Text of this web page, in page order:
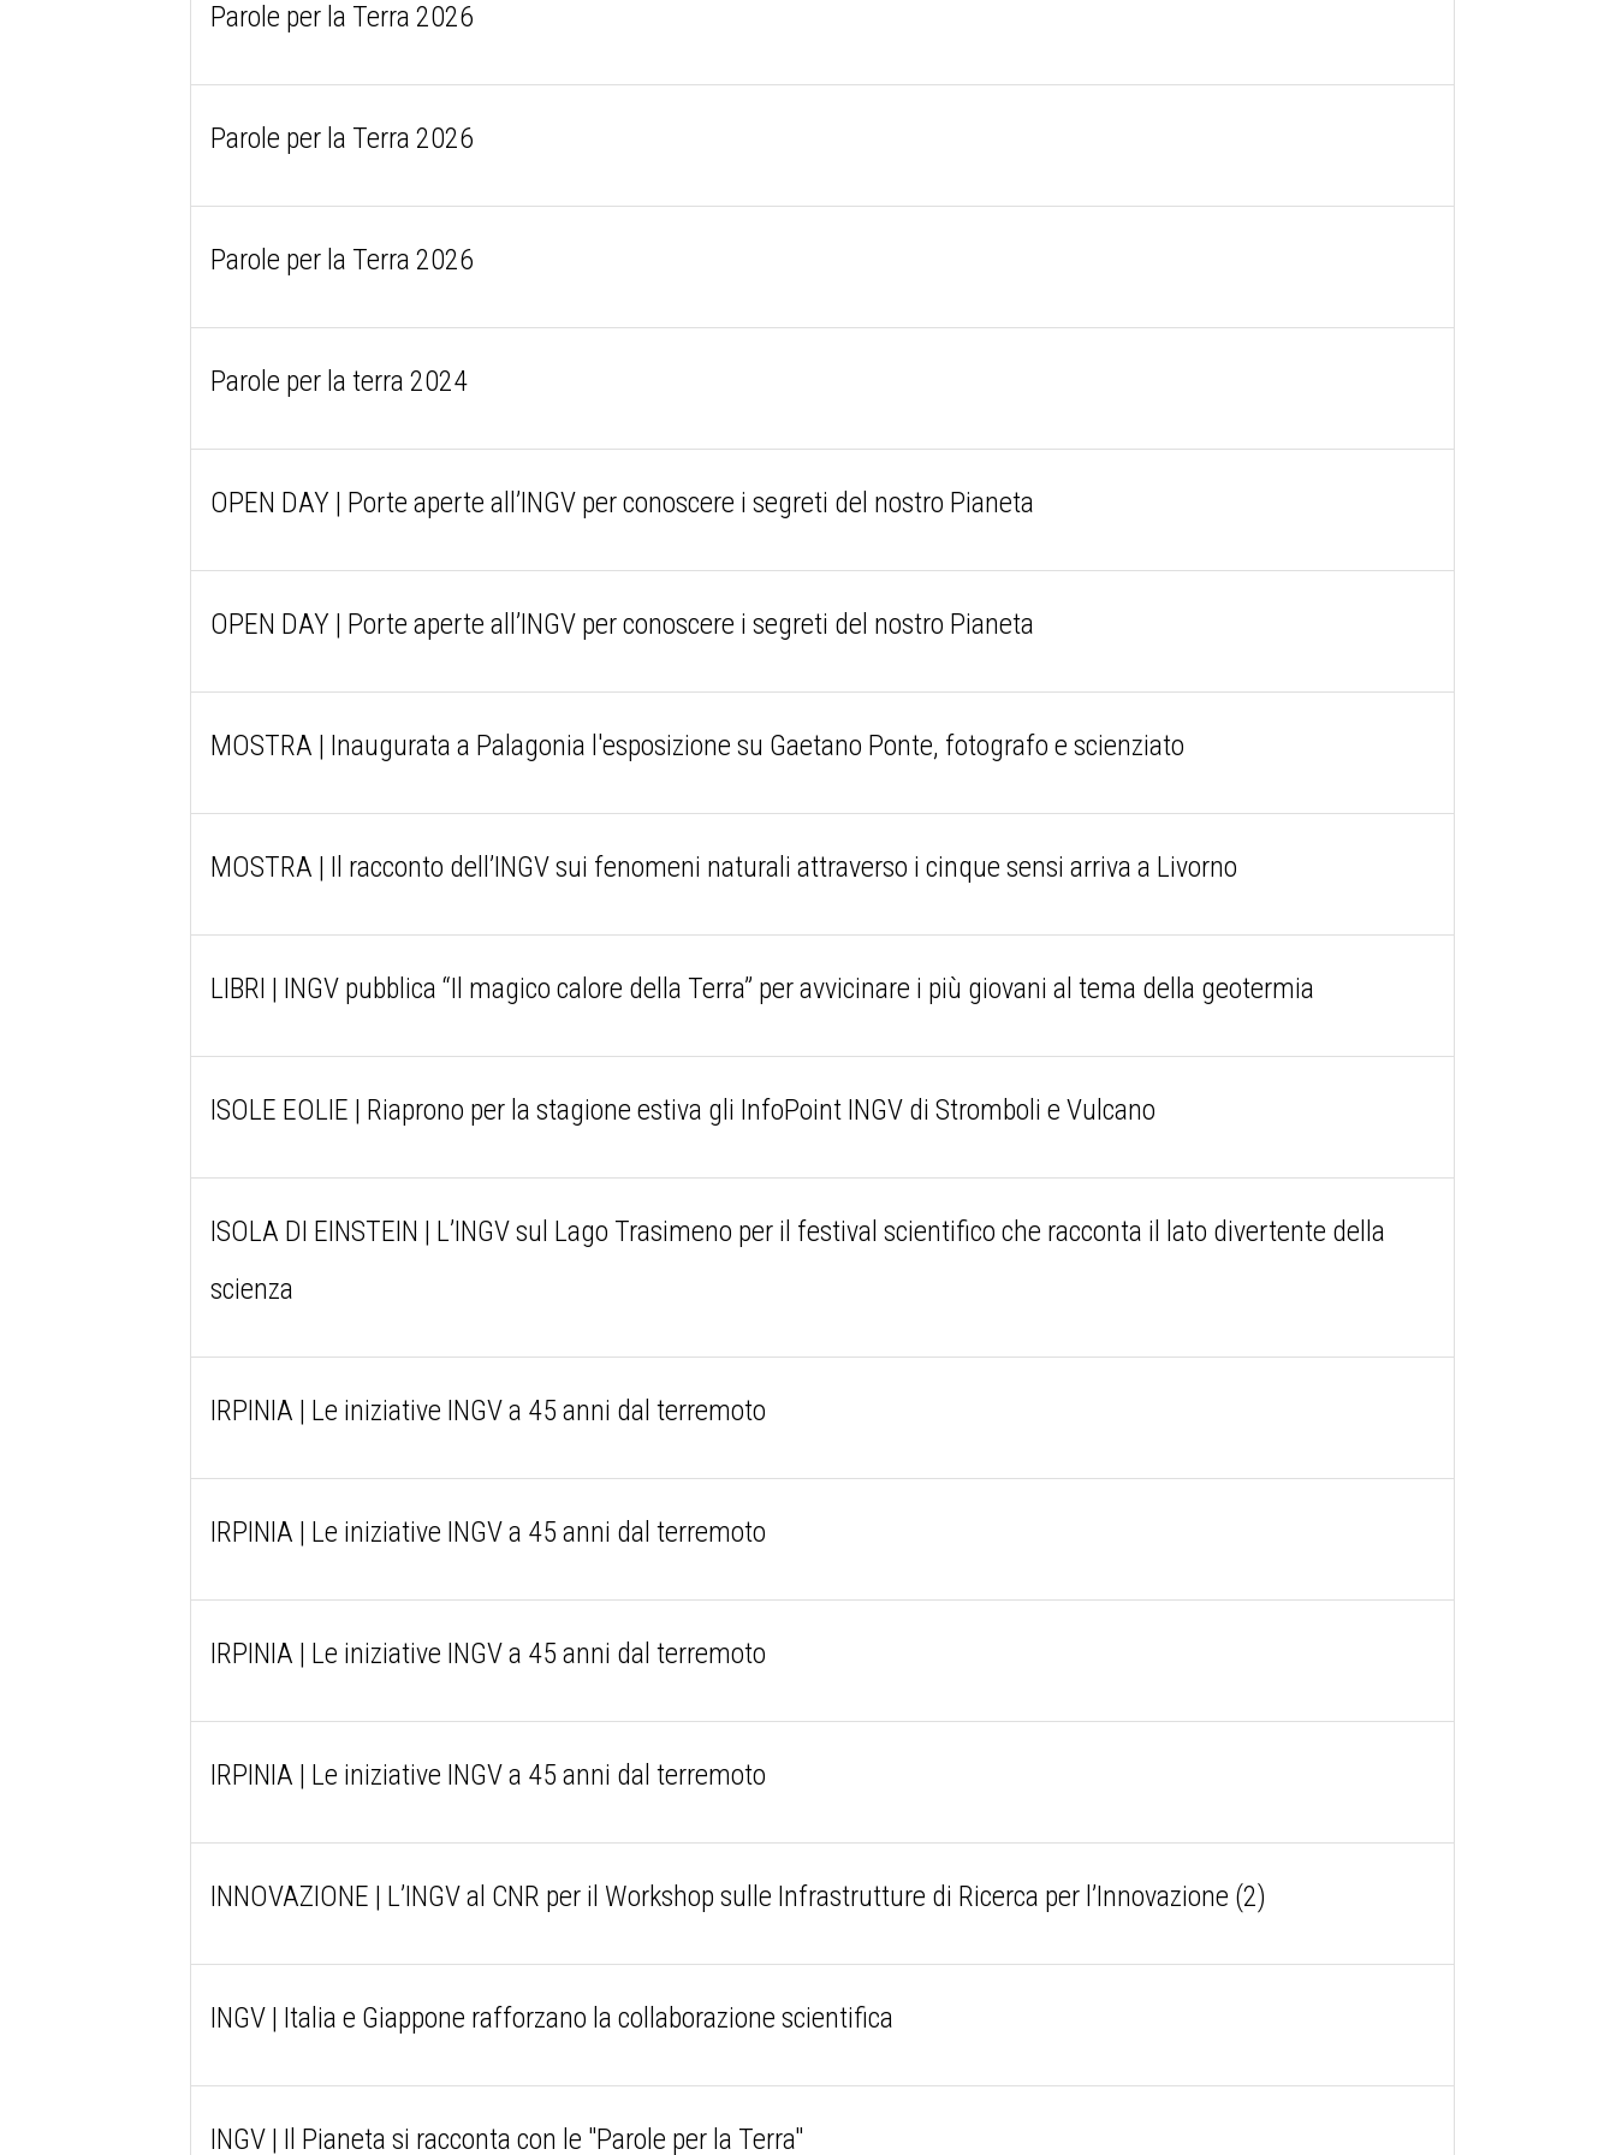
Parole per la Terra 2026
Parole per la Terra 2026
Parole per la Terra 2026
Parole per la terra 2024
OPEN DAY | Porte aperte all’INGV per conoscere i segreti del nostro Pianeta
OPEN DAY | Porte aperte all’INGV per conoscere i segreti del nostro Pianeta
MOSTRA | Inaugurata a Palagonia l'esposizione su Gaetano Ponte, fotografo e scienziato
MOSTRA | Il racconto dell’INGV sui fenomeni naturali attraverso i cinque sensi arriva a Livorno
LIBRI | INGV pubblica “Il magico calore della Terra” per avvicinare i più giovani al tema della geotermia
ISOLE EOLIE | Riaprono per la stagione estiva gli InfoPoint INGV di Stromboli e Vulcano
ISOLA DI EINSTEIN | L’INGV sul Lago Trasimeno per il festival scientifico che racconta il lato divertente della
scienza
IRPINIA | Le iniziative INGV a 45 anni dal terremoto
IRPINIA | Le iniziative INGV a 45 anni dal terremoto
IRPINIA | Le iniziative INGV a 45 anni dal terremoto
IRPINIA | Le iniziative INGV a 45 anni dal terremoto
INNOVAZIONE | L’INGV al CNR per il Workshop sulle Infrastrutture di Ricerca per l’Innovazione (2)
INGV | Italia e Giappone rafforzano la collaborazione scientifica
INGV | Il Pianeta si racconta con le "Parole per la Terra"